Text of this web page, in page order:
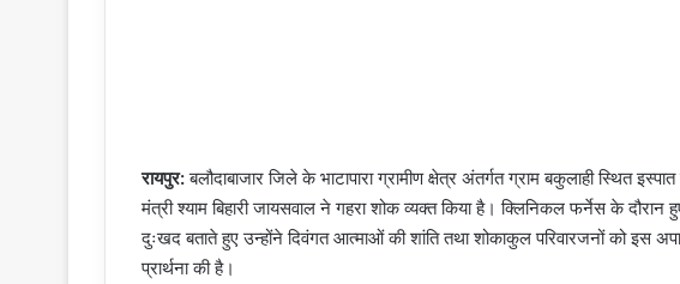
रायपुर:बलौदाबाजार जिले के भाटापारा ग्रामीण क्षेत्र अंतर्गत ग्राम बकुलाही स्थित
मंत्री श्याम बिहारी जायसवाल ने गहरा शोक व्यक्त किया है। क्लिनिकल फर्नेस के
दुःखद बताते हुए उन्होंने दिवंगत आत्माओं की शांति तथा शोकाकुल परिवारजनों को इस
प्रार्थना की है।